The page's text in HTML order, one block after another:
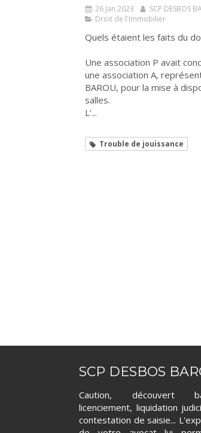
26 Jan 2023
SCP DESBOS
Droit de l'Immobilier
Quels étaient les faits du
Une association P avait
une association A,
BAROU, pour la mise à
salles.
L’...
Trouble de jouissance
SCP DESBOS
Caution, découvert
licenciement, liquidation
contestation de saisie...